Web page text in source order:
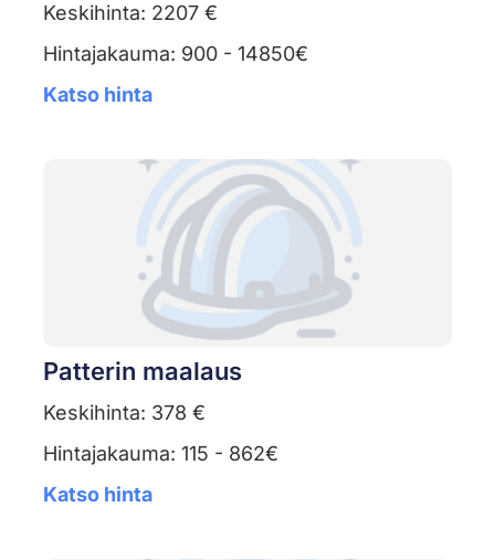
Keskihinta: 2207 €
Hintajakauma: 900 - 14850€
Katso hinta
Patterin maalaus
Keskihinta: 378 €
Hintajakauma: 115 - 862€
Katso hinta